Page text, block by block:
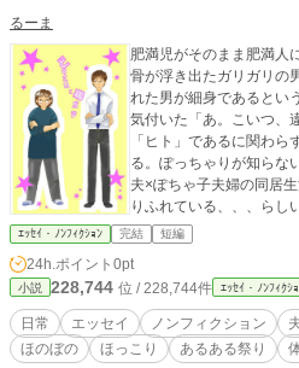
るーま
肥満児がそのまま肥満人
骨が浮き出たガリガリの
れた男が細身であるというだ
気付いた「あ。こいつ、
「ヒト」であるに関わ
る。ぽっちゃりが知らない
夫×ぽちゃ子夫婦の同居
りふれている、、、らし
識した二人の平凡なやりとりを綴り
ト記録でなければ、体質
いません。 ※作中、体格
す。間違っても世間様に
をかまう場合に限定して
い。 ※中には「そこまで
ふざけやがって」とお思
ｴｯｾｲ・ﾉﾝﾌｨｸｼｮﾝ 完結 短編
24h.ポイント 0pt
小説 228,744 位 / 228,744件 ｴｯｾｲ・ﾉﾝﾌｨｸｼ
日常 エッセイ ノンフィクション
ほのぼの
ほっこり あるある祭り